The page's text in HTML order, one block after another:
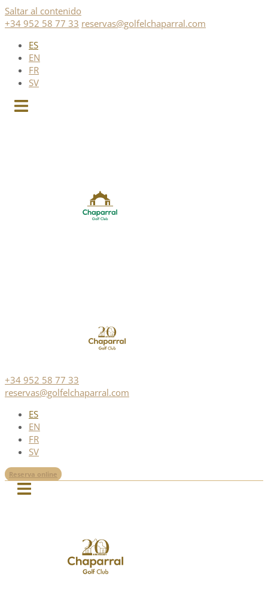
Saltar al contenido
+34 952 58 77 33 reservas@golfelchaparral.com
ES
EN
FR
SV
+34 952 58 77 33
reservas@golfelchaparral.com
ES
EN
FR
SV
Reserva online